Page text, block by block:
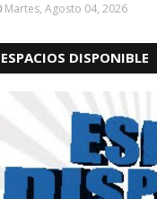
Martes, Agosto 04, 2026
ESPACIOS DISPONIBLE